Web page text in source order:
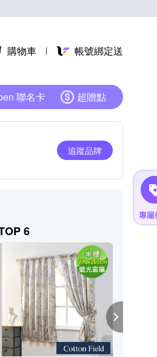
購物車 帳號綁定送
聯名卡 超贈點
追蹤品牌
6